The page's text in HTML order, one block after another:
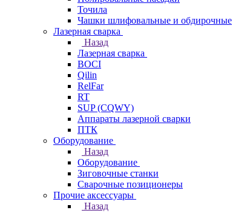
Точила
Чашки шлифовальные и обдирочные
Лазерная сварка
Назад
Лазерная сварка
BOCI
Qilin
RelFar
RT
SUP (CQWY)
Аппараты лазерной сварки
ПТК
Оборудование
Назад
Оборудование
Зиговочные станки
Сварочные позиционеры
Прочие аксессуары
Назад